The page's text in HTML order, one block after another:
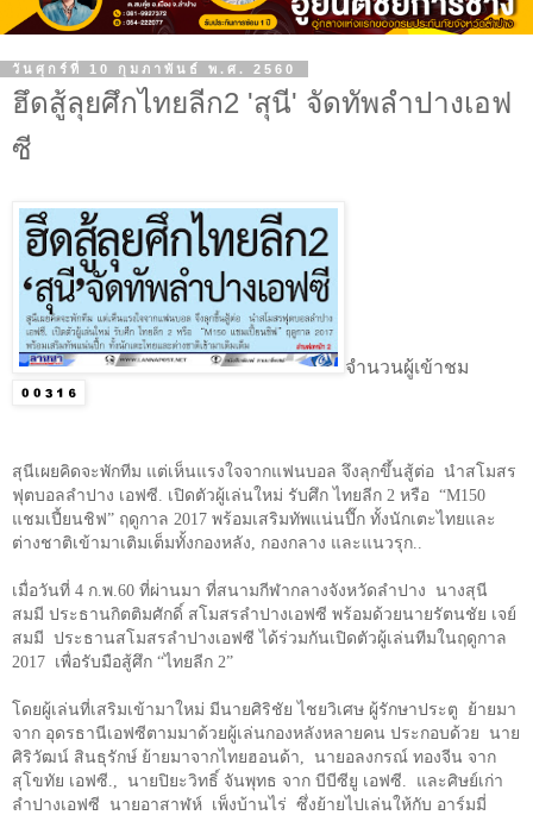
วันศุกร์ที่ 10 กุมภาพันธ์ พ.ศ. 2560
ฮึดสู้ลุยศึกไทยลีก2 'สุนี' จัดทัพลำปางเอฟ
ซี
จำนวนผู้เข้าชม
สุนีเผยคิดจะพักทีม แต่เห็นแรงใจจากแฟนบอล จึงลุกขึ้นสู้ต่อ นำสโมสร
ฟุตบอลลำปาง เอฟซี. เปิดตัวผู้เล่นใหม่ รับศึก ไทยลีก 2 หรือ “M150
แชมเปี้ยนชิฟ” ฤดูกาล 2017 พร้อมเสริมทัพแน่นปึ๊ก ทั้งนักเตะไทยและ
ต่างชาติเข้ามาเติมเต็มทั้งกองหลัง
กองกลาง และแนวรุก..
เมื่อวันที่ 4 ก.พ. 60 ที่ผ่านมา ที่สนามกีฬากลางจังหวัดลำปาง นางสุนี
สมมี ประธานกิตติมศักดิ์ สโมสรลำปางเอฟซี พร้อมด้วยนายรัตนชัย เจย์
สมมี ประธานสโมสรลำปางเอฟซี ได้ร่วมกันเปิดตัวผู้เล่นทีมในฤดูกาล
2017 เพื่อรับมือสู้ศึก “ไทยลีก 2”
โดยผู้เล่นที่เสริมเข้ามาใหม่ มีนายศิริชัย ไชยวิเศษ ผู้รักษาประตู ย้ายมา
จาก อุดรธานีเอฟซีตามมาด้วยผู้เล่นกองหลังหลายคน ประกอบด้วย นาย
ศิริวัฒน์ สินธุรักษ์ ย้ายมาจากไทยฮอนด้า
นายอลงกรณ์ ทองจีน จาก
สุโขทัย เอฟซี.
นายปิยะวิทธิ์ จันพุทธ จาก บีบีซียู เอฟซี. และศิษย์เก่า
ลำปางเอฟซี นายอาสาฬห์ เพ็งบ้านไร่ ซึ่งย้ายไปเล่นให้กับ อาร์มมี่